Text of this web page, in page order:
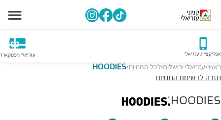
אפליקציית עזריאלי עזריאלי גיפטקארד
ראשי>עזריאלי ירושלים>לכל החנויות>
HOODIES
חזרה לרשימת החנויות
HOODIES